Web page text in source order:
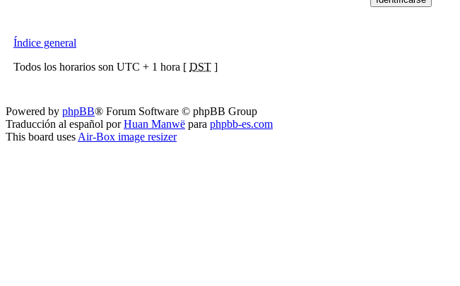
Índice general
Todos los horarios son UTC + 1 hora [ DST ]
Powered by phpBB® Forum Software © phpBB Group
Traducción al español porHuan Manwë para phpbb-es.com
This board uses Air-Box image resizer